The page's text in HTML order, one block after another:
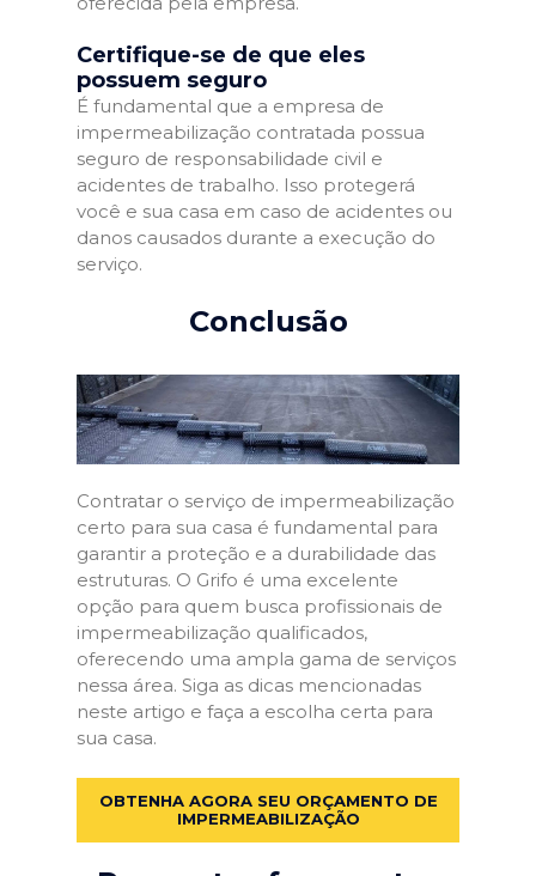
Certifique-se de que eles
possuem seguro
É fundamental que a empresa de
impermeabilização contratada possua
seguro de responsabilidade civil e
acidentes de trabalho. Isso protegerá
você e sua casa em caso de acidentes ou
danos causados durante a execução do
serviço.
Conclusão
Contratar o serviço de impermeabilização
certo para sua casa é fundamental para
garantir a proteção e a durabilidade das
estruturas. O Grifo é uma excelente
opção para quem busca profissionais de
impermeabilização qualificados,
oferecendo uma ampla gama de serviços
nessa área. Siga as dicas mencionadas
neste artigo e faça a escolha certa para
sua casa.
OBTENHA AGORA SEU ORÇAMENTO DE
IMPERMEABILIZAÇÃO